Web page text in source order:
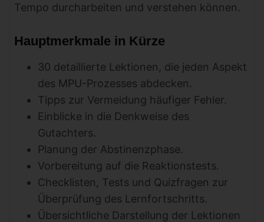
Tempo durcharbeiten und verstehen können.
Hauptmerkmale in Kürze
30 detaillierte Lektionen, die jeden Aspekt
des MPU-Prozesses abdecken.
Tipps zur Vermeidung häufiger Fehler.
Einblicke in die Denkweise des
Gutachters.
Planung der Abstinenzphase.
Vorbereitung auf die Reaktionstests.
Checklisten, Tests und Quizfragen zur
Überprüfung des Lernfortschritts.
Übersichtliche Darstellung der Lektionen